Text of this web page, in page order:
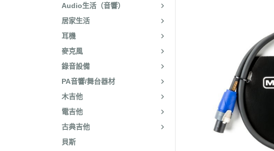
Audio生活（音響）
居家生活
耳機
麥克風
錄音設備
PA音響/舞台器材
木吉他
電吉他
古典吉他
貝斯